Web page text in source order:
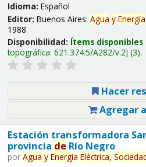
Idioma: Español
Editor: Buenos Aires: Agua y Energía
1988
Disponibilidad: Ítems
topográfica: 621.374.5/A282/v.2 (3).
Hacer
Agregar
Estación transformadora
provincia deRío Negro
por Agua y Energía Eléctrica,